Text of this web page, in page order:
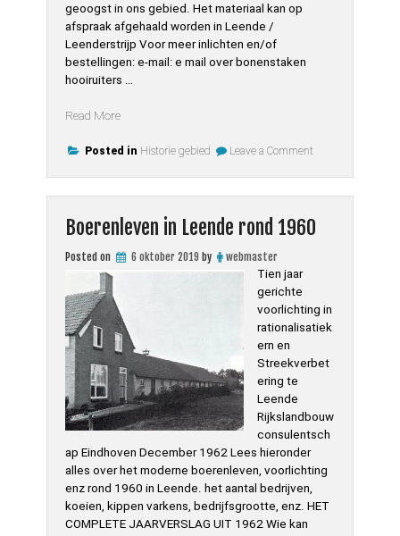
geoogst in ons gebied. Het materiaal kan op
afspraak afgehaald worden in Leende /
Leenderstrijp Voor meer inlichten en/of
bestellingen: e-mail: e mail over bonenstaken
hooiruiters …
Read More“Hooiruiters
en
Posted in Historie gebied Leave a Commenton
in
verleden
Boerenleven in Leende rond 1960
Posted on 6 oktober 2019 by
webmaster
Tien jaar
gerichte
voorlichting in
rationalisatiek
ern en
Streekverbet
ering te
Leende
Rijkslandbouw
consulentsch
ap Eindhoven December 1962 Lees hieronder
alles over het moderne boerenleven, voorlichting
enz rond 1960 in Leende. het aantal bedrijven,
koeien, kippen varkens, bedrijfsgrootte, enz. HET
COMPLETE JAARVERSLAG UIT 1962 Wie kan